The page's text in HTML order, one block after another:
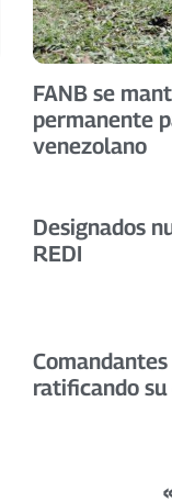
FANB se
permanente
venezolano
Designados
REDI
ratificando su